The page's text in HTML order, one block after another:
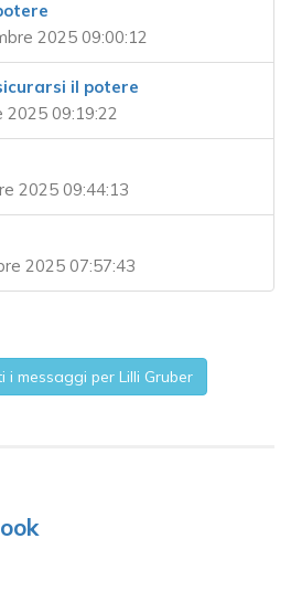
2025 09:00:12
il potere
09:19:22
2025 09:44:13
2025 07:57:43
i messaggi per Lilli Gruber